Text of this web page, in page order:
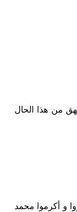
من هذا الحال
و أكرموا محمد